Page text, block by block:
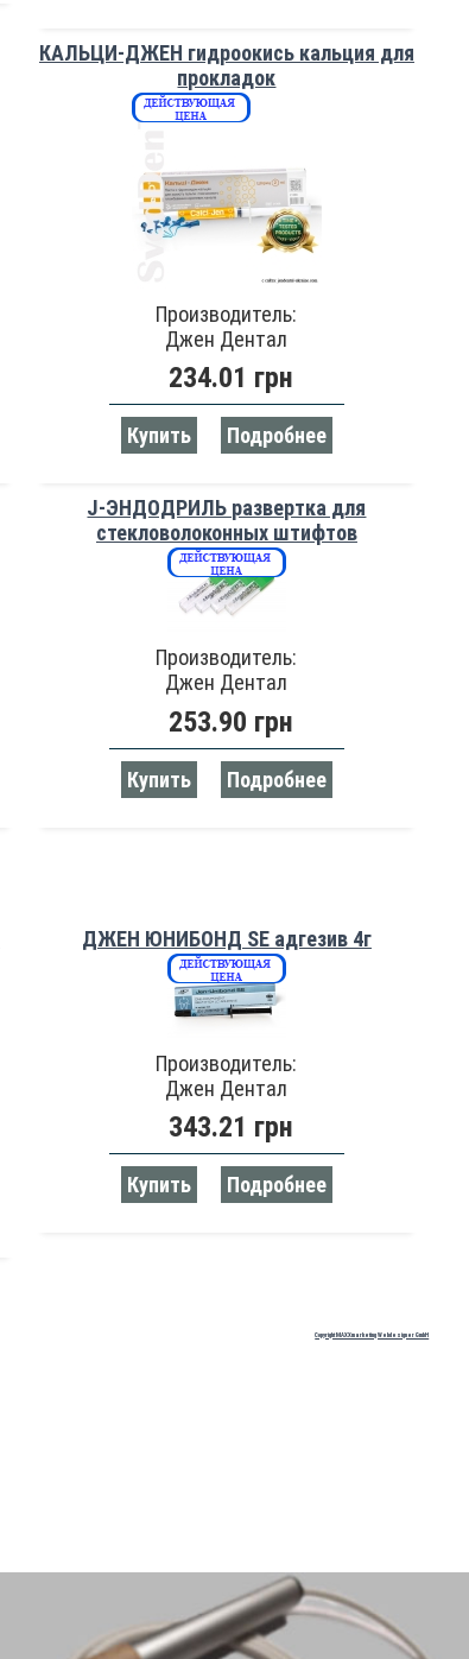
КАЛЬЦИ-ДЖЕН гидроокись кальция для
прокладок
Производитель:
Джен Дентал
234.01 грн
Купить Подробнее
J-ЭНДОДРИЛЬ развертка для
стекловолоконных штифтов
Производитель:
Джен Дентал
253.90 грн
Купить Подробнее
ДЖЕН ЮНИБОНД SE адгезив 4г
Производитель:
Джен Дентал
343.21 грн
Купить Подробнее
Copyright MAXXmarketing Webdesigner GmbH